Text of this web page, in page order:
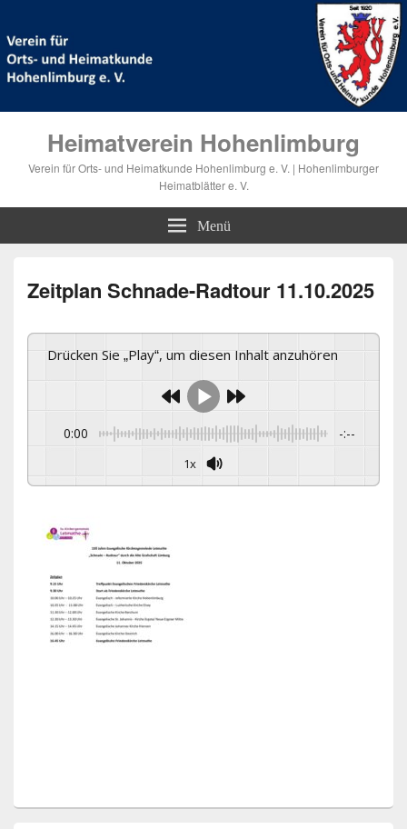
Heimatverein Hohenlimburg
Verein für Orts- und Heimatkunde Hohenlimburg e. V. | Hohenlimburger
Heimatblätter e. V.
Menü
Zeitplan Schnade-Radtour 11.10.2025
Drücken Sie „Play“, um diesen Inhalt anzuhören
0:00 -:--
1x